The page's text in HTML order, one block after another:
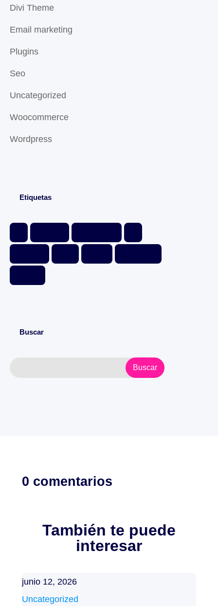
Divi Theme
Email marketing
Plugins
Seo
Uncategorized
Woocommerce
Wordpress
Etiquetas
Buscar
0 comentarios
También te puede
interesar
junio 12, 2026
Uncategorized